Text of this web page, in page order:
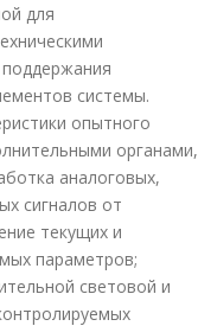
для
системы.
опытного
органами,
аналоговых,
сигналов от
текущих и
параметров;
световой и